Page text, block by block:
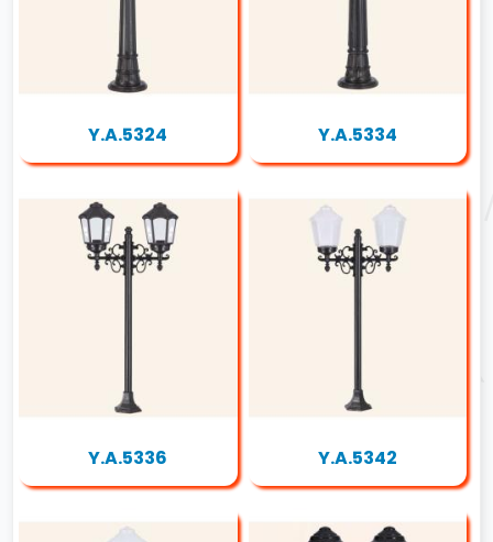
Y.A.5324 Y.A.5334
Y.A.5336 Y.A.5342